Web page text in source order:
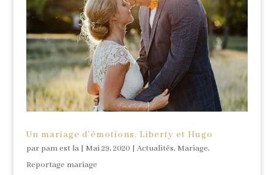
Un mariage d’émotions, Liberty et Hugo
par pam est la| Mai 29, 2020 | Actualités, Mariage,
Reportage mariage